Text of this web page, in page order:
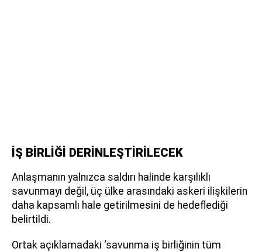
İŞ BİRLİĞİ DERİNLEŞTİRİLECEK
Anlaşmanın yalnızca saldırı halinde karşılıklı
savunmayı değil, üç ülke arasındaki askeri ilişkilerin
daha kapsamlı hale getirilmesini de hedeflediği
belirtildi.
Ortak açıklamadaki ‘savunma iş birliğinin tüm